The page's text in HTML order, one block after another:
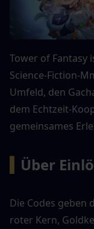
Tower of Fantasy
Science-Fiction-
Umfeld, den
dem Echtzeit-
gemeinsames
Über
Die Codes geben
roter Kern,